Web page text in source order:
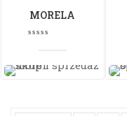
MORELA